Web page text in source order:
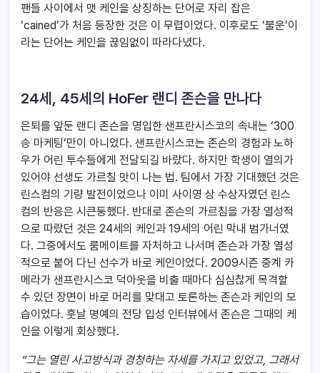
팬들 사이에서 맷 케인을 상징하는 단어로 자리 잡은
‘cained’가 처음 등장한 것은 이 무렵이었다. 이후로도 ‘불운’이
라는 단어는 케인을 끊임없이 따라다녔다.
24세, 45세의 HoFer 랜디 존슨을 만나다
은퇴를 앞둔 랜디 존슨을 영입한 샌프란시스코의 속내는 ‘300
승 마케팅’만이 아니었다. 샌프란시스코는 존슨의 경험과 노하
우가 어린 투수들에게 전달되길 바랐다. 하지만 학생이 열의가
있어야 선생도 가르칠 맛이 나는 법. 팀에서 가장 기대했던 것은
린스컴의 기량 발전이었으나 이미 사이영 상 수상자였던 린스
컴의 반응은 시큰둥했다. 반대로 존슨의 가르침을 가장 열성적
으로 따랐던 것은 24세의 케인과 19세의 어린 막내 범가너였
다. 그중에서도 룸메이트를 자처하고 나서며 존슨과 가장 열성
적으로 붙어 다닌 선수가 바로 케인이었다. 2009시즌 중계 카
메라가 샌프란시스코 덕아웃을 비출 때마다 심심찮게 목격할
수 있던 장면이 바로 머리를 맞대고 토론하는 존슨과 케인의 모
습이었다. 훗날 명예의 전당 입성 인터뷰에서 존슨은 그때의 케
인을 이렇게 회상했다.
“그는 열린 사고방식과 경청하는 자세를 가지고 있었고, 그래서